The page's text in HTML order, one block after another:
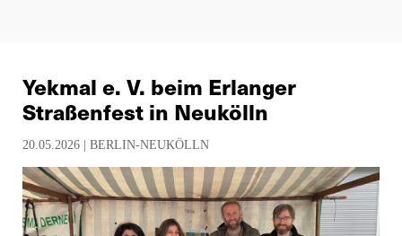
Yekmal e. V. beim Erlanger
Straßenfest in Neukölln
20.05.2026 | BERLIN-NEUKÖLLN